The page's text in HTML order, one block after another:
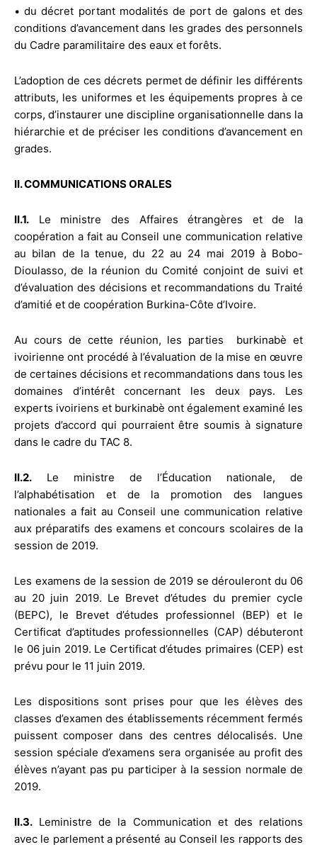
• du décret portant modalités de port de galons et des
conditions d’avancement dans les grades des personnels
du Cadre paramilitaire des eaux et forêts.
L’adoption de ces décrets permet de définir les différents
attributs, les uniformes et les équipements propres à ce
corps, d’instaurer une discipline organisationnelle dans la
hiérarchie et de préciser les conditions d’avancement en
grades.
II. COMMUNICATIONS ORALES
II.1. Le ministre des Affaires étrangères et de la
coopération a fait au Conseil une communication relative
au bilan de la tenue, du 22 au 24 mai 2019 à Bobo-
Dioulasso, de la réunion du Comité conjoint de suivi et
d’évaluation des décisions et recommandations du Traité
d’amitié et de coopération Burkina-Côte d’Ivoire.
Au cours de cette réunion, les parties burkinabè et
ivoirienne ont procédé à l’évaluation de la mise en œuvre
de certaines décisions et recommandations dans tous les
domaines d’intérêt concernant les deux pays. Les
experts ivoiriens et burkinabè ont également examiné les
projets d’accord qui pourraient être soumis à signature
dans le cadre du TAC 8.
II.2. Le ministre de l’Éducation nationale, de
l’alphabétisation et de la promotion des langues
nationales a fait au Conseil une communication relative
aux préparatifs des examens et concours scolaires de la
session de 2019.
Les examens de la session de 2019 se dérouleront du 06
au 20 juin 2019. Le Brevet d’études du premier cycle
(BEPC), le Brevet d’études professionnel (BEP) et le
Certificat d’aptitudes professionnelles (CAP) débuteront
le 06 juin 2019. Le Certificat d’études primaires (CEP) est
prévu pour le 11 juin 2019.
Les dispositions sont prises pour que les élèves des
classes d’examen des établissements récemment fermés
puissent composer dans des centres délocalisés. Une
session spéciale d’examens sera organisée au profit des
élèves n’ayant pas pu participer à la session normale de
2019.
II.3. Leministre de la Communication et des relations
avec le parlement a présenté au Conseil les rapports des